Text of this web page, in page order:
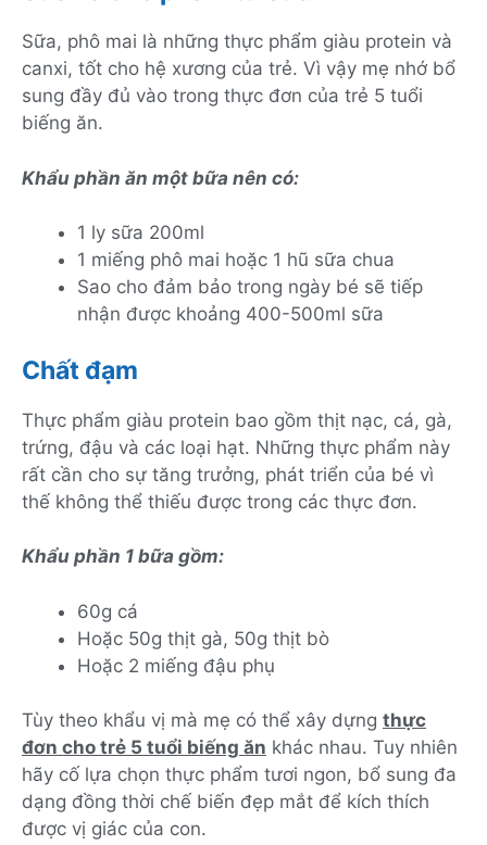
Sữa, phô mai là những thực phẩm giàu protein và
canxi, tốt cho hệ xương của trẻ. Vì vậy mẹ nhớ bổ
sung đầy đủ vào trong thực đơn của trẻ 5 tuổi
biếng ăn.
Khẩu phần ăn một bữa nên có:
1 ly sữa 200ml
1 miếng phô mai hoặc 1 hũ sữa chua
Sao cho đảm bảo trong ngày bé sẽ tiếp
nhận được khoảng 400-500ml sữa
Chất đạm
Thực phẩm giàu protein bao gồm thịt nạc, cá, gà,
trứng, đậu và các loại hạt. Những thực phẩm này
rất cần cho sự tăng trưởng, phát triển của bé vì
thế không thể thiếu được trong các thực đơn.
Khẩu phần 1 bữa gồm:
60g cá
Hoặc 50g thịt gà, 50g thịt bò
Hoặc 2 miếng đậu phụ
Tùy theo khẩu vị mà mẹ có thể xây dựng thực
đơn cho trẻ 5 tuổi biếng ăn khác nhau. Tuy nhiên
hãy cố lựa chọn thực phẩm tươi ngon, bổ sung đa
dạng đồng thời chế biến đẹp mắt để kích thích
được vị giác của con.